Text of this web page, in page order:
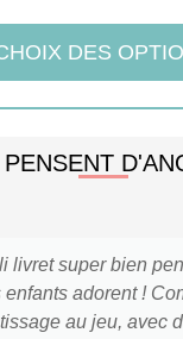
DES
livret super bien
enfants adorent !
au jeu, avec